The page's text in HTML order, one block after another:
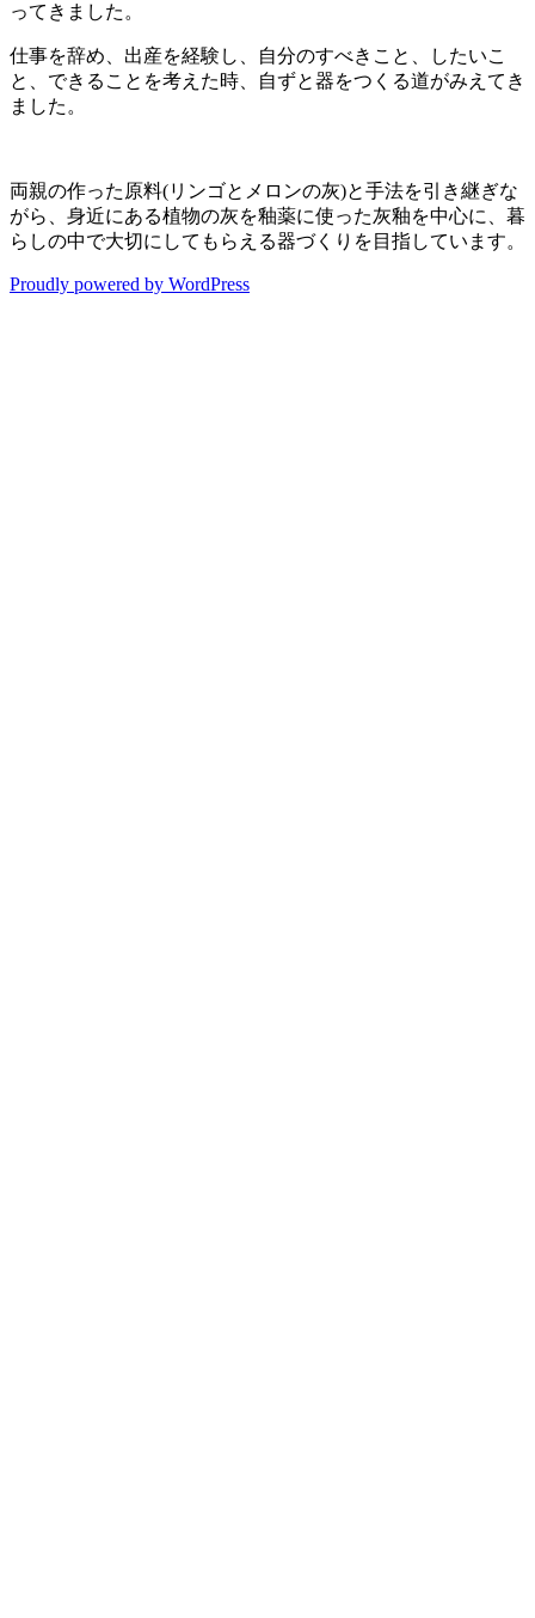
ってきました。
仕事を辞め、出産を経験し、自分のすべきこと、したいこ
と、できることを考えた時、自ずと器をつくる道がみえてき
ました。
両親の作った原料(リンゴとメロンの灰)と手法を引き継ぎな
がら、身近にある植物の灰を釉薬に使った灰釉を中心に、暮
らしの中で大切にしてもらえる器づくりを目指しています。
Proudly powered by WordPress